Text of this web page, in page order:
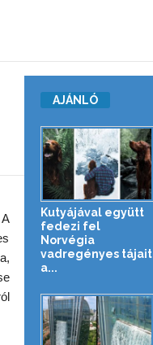
AJÁNLÓ
Kutyájával együtt
fedezi fel
Norvégia
vadregényes tájait
a...